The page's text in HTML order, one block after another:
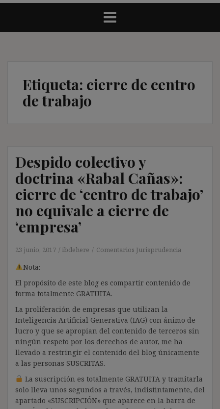
Etiqueta: cierre de centro
de trabajo
Despido colectivo y
doctrina «Rabal Cañas»:
cierre de ‘centro de trabajo’
no equivale a cierre de
‘empresa’
23 junio, 2017 ibdehere Comentarios Jurisprudencia
Nota:
El propósito de este blog es compartir contenido de
forma totalmente GRATUITA.
La proliferación de empresas que utilizan la
Inteligencia Artificial Generativa (IAG) con ánimo de
lucro y que se apropian del contenido de terceros sin
ningún respeto por los derechos de autor, me ha
llevado a restringir el contenido del blog únicamente
a las personas SUSCRITAS.
La suscripción es totalmente GRATUITA y tramitarla
solo lleva unos segundos a través, indistintamente, del
apartado «SUSCRIPCIÓN» que aparece en la barra de